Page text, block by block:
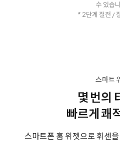
수 있습
* 2단계 절전 /
스마트
몇 번의
빠르게 쾌
스마트폰 홈 위젯으로 휘센